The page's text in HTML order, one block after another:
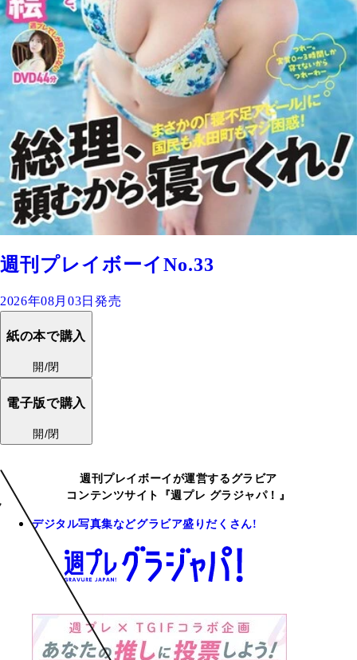
週刊プレイボーイNo.33
2026年08月03日発売
紙の本で購入
開/閉
電子版で購入
開/閉
週刊プレイボーイが運営するグラビア
コンテンツサイト『週プレ グラジャパ！』
デジタル写真集などグラビア盛りだくさん!